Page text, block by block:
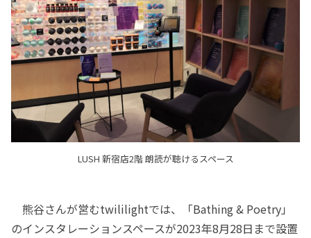
LUSH 新宿店2階 朗読が聴けるスペース
熊谷さんが営むtwililightでは、「Bathing & Poetry」
のインスタレーションスペースが2023年8月28日まで設置